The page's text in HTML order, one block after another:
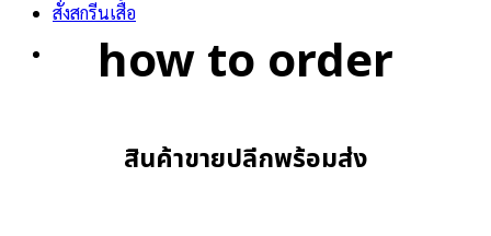
สั่งสกรีนเสื้อ
how to order
สินค้าขายปลีกพร้อมส่ง